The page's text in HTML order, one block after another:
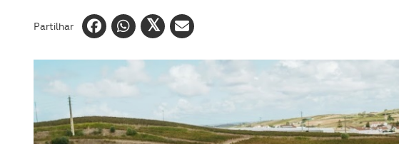
Partilhar